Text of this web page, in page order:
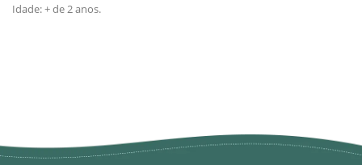
Idade: + de 2 anos.